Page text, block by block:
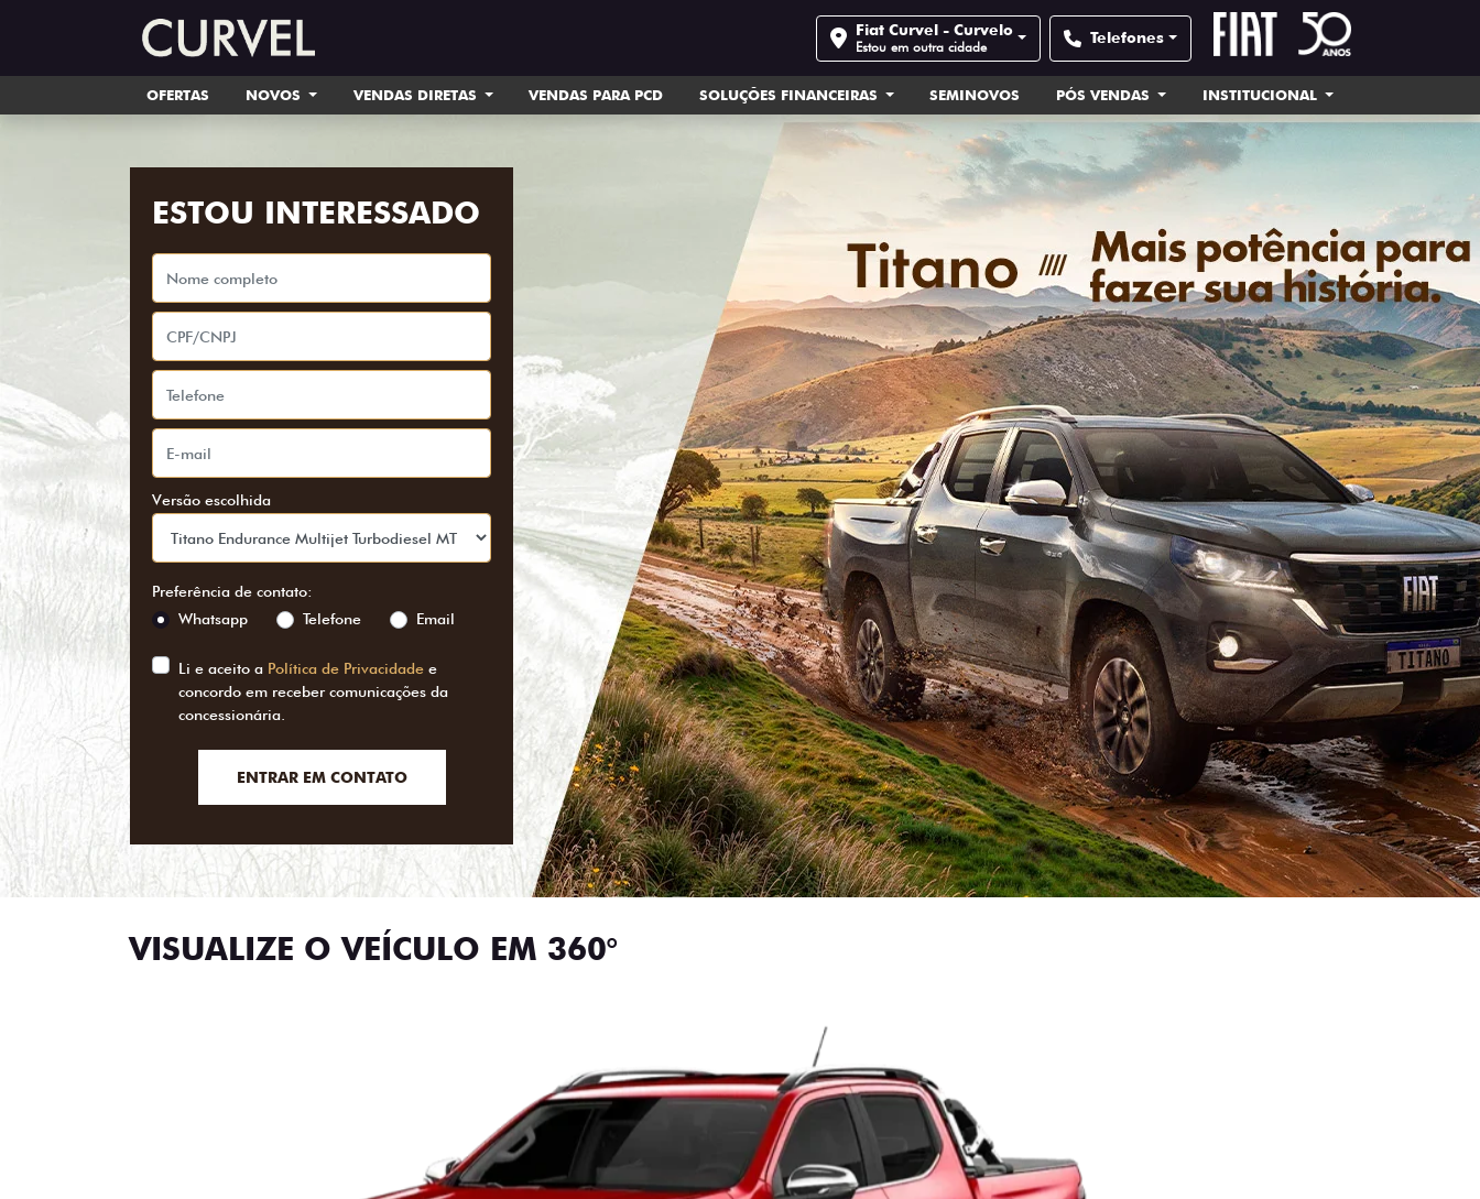
Fiat Curvel - Curvelo
Estou em outra cidade Telefones
OFERTAS NOVOS VENDAS DIRETAS VENDAS PARA PCD SOLUÇÕES FINANCEIRAS SEMINOVOS PÓS VENDAS INSTITUCIONAL
ESTOU INTERESSADO
Versão escolhida
Preferência de contato:
Whatsapp
Telefone Email
Li e aceito a Política de Privacidade e
concordo em receber comunicações da
concessionária.
ENTRAR EM CONTATO
VISUALIZE O VEÍCULO EM 360°